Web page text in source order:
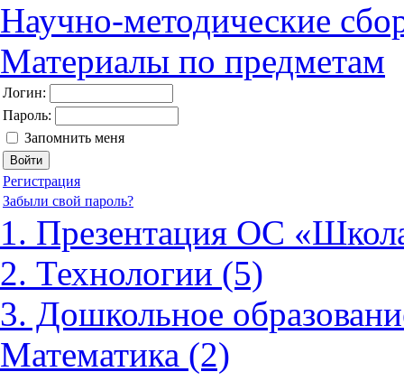
Научно-методические
Материалы по предметам
Логин:
Пароль:
Запомнить меня
Регистрация
Забыли свой пароль?
1. Презентация ОС
2. Технологии (5)
3. Дошкольное
Математика (2)